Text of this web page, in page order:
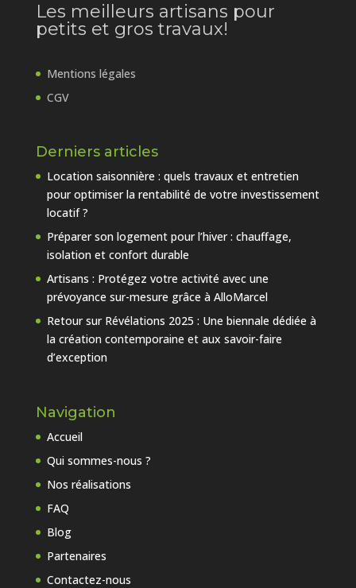
Les meilleurs artisans pour
petits et gros travaux!
Mentions légales
CGV
Derniers articles
Location saisonnière : quels travaux et entretien
pour optimiser la rentabilité de votre investissement
locatif ?
Préparer son logement pour l’hiver : chauffage,
isolation et confort durable
Artisans : Protégez votre activité avec une
prévoyance sur-mesure grâce à AlloMarcel
Retour sur Révélations 2025 : Une biennale dédiée à
la création contemporaine et aux savoir-faire
d’exception
Navigation
Accueil
Qui sommes-nous ?
Nos réalisations
FAQ
Blog
Partenaires
Contactez-nous